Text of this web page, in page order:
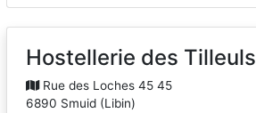
Hostellerie des Tilleuls
Rue des Loches 45 45
6890 Smuid(Libin)